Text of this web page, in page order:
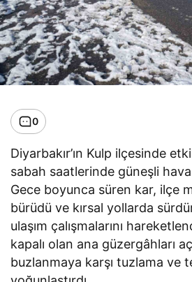
0
Diyarbakır’ın Kulp ilçesinde
sabah saatlerinde güneşli
Gece boyunca süren kar, ilçe
bürüdü ve kırsal yollarda
ulaşım çalışmalarını
kapalı olan ana güzergâhları
buzlanmaya karşı tuzlama ve